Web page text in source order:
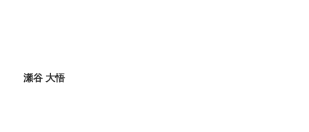
瀬谷 大悟